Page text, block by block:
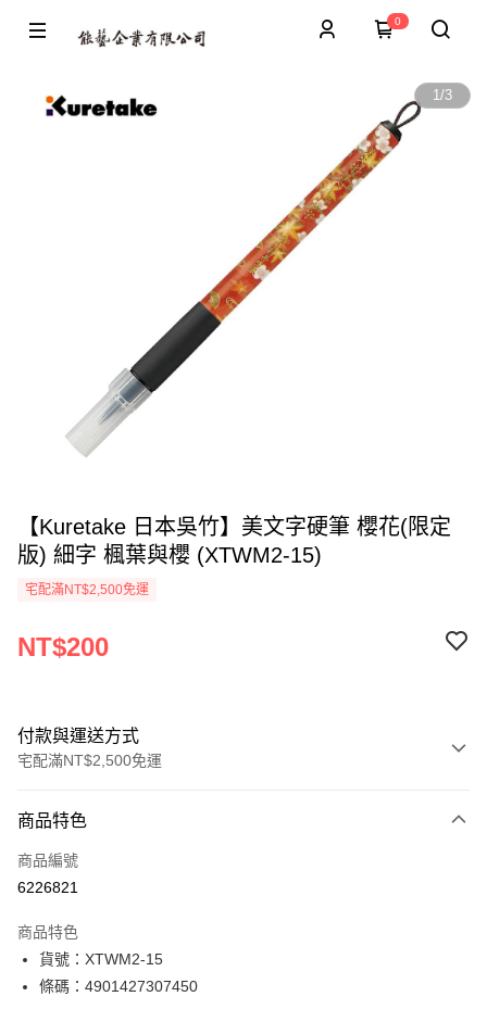
0
1/3
【Kuretake 日本吳竹】美文字硬筆 櫻花(限定
版) 細字 楓葉與櫻 (XTWM2-15)
宅配滿NT$2,500免運
NT$200
付款與運送方式
宅配滿NT$2,500免運
信用卡一次付款
Apple Pay
悠遊付
ATM付款
商品特色
商品編號
6226821
商品特色
貨號：XTWM2-15
條碼：4901427307450